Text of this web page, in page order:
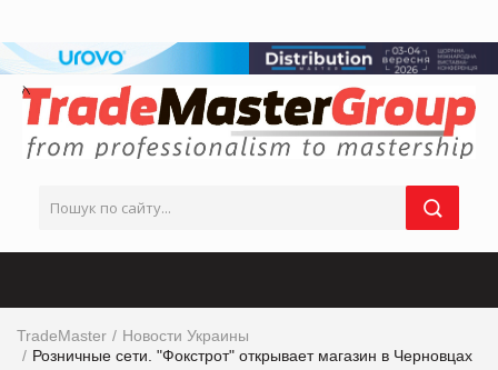
TradeMaster
Новости Украины
Розничные сети. "Фокстрот" открывает магазин в Черновцах